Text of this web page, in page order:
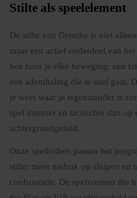
Stilte als speelelement
De stilte van Drenthe is niet
maar een actief onderdeel van
bos hoor je elke beweging: een
een ademhaling die te snel gaat.
je weet waar je tegenstander is
spel intenser en tactischer dan op
achtergrondgeluid.
Onze spelleiders passen het
stilte: meer nadruk op sluipen en
confrontatie. De spelvormen die